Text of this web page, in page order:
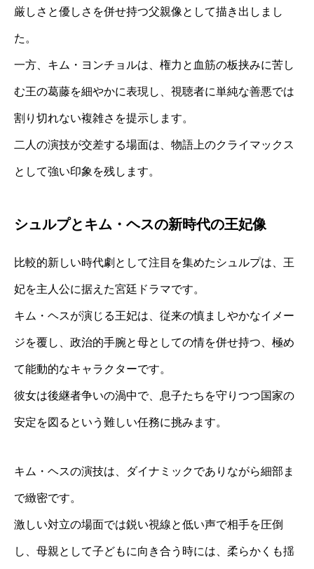
厳しさと優しさを併せ持つ父親像として描き出しまし
た。
一方、キム・ヨンチョルは、権力と血筋の板挟みに苦し
む王の葛藤を細やかに表現し、視聴者に単純な善悪では
割り切れない複雑さを提示します。
二人の演技が交差する場面は、物語上のクライマックス
として強い印象を残します。
シュルプとキム・ヘスの新時代の王妃像
比較的新しい時代劇として注目を集めたシュルプは、王
妃を主人公に据えた宮廷ドラマです。
キム・ヘスが演じる王妃は、従来の慎ましやかなイメー
ジを覆し、政治的手腕と母としての情を併せ持つ、極め
て能動的なキャラクターです。
彼女は後継者争いの渦中で、息子たちを守りつつ国家の
安定を図るという難しい任務に挑みます。
キム・ヘスの演技は、ダイナミックでありながら細部ま
で緻密です。
激しい対立の場面では鋭い視線と低い声で相手を圧倒
し、母親として子どもに向き合う時には、柔らかくも揺